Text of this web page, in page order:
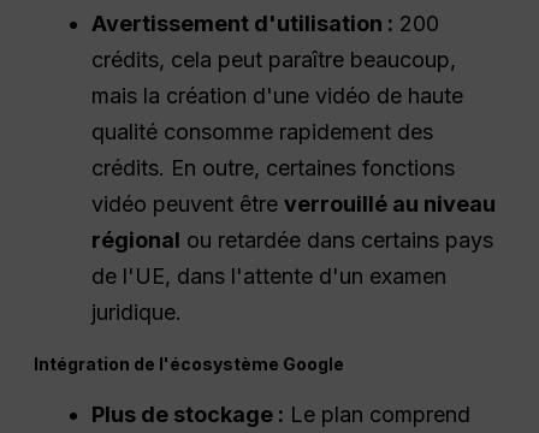
Avertissement d'utilisation : 200
crédits, cela peut paraître beaucoup,
mais la création d'une vidéo de haute
qualité consomme rapidement des
crédits. En outre, certaines fonctions
vidéo peuvent êtreverrouillé au niveau
régional ou retardée dans certains pays
de l'UE, dans l'attente d'un examen
juridique.
Intégration de l'écosystème Google
Plus de stockage : Le plan comprend